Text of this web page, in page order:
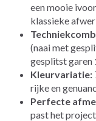
een mooie
klassieke
(naai met
gesplitst garen
Kleurvariatie:
rijke en
Perfecte
past het